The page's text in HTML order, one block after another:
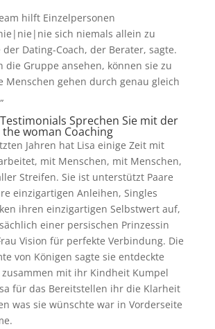
hilft Einzelpersonen
sich niemals allein zu
Dating-Coach, der Berater, sagte.
die Gruppe ansehen, können sie zu
Menschen gehen durch genau gleich
Sprechen Sie mit der
woman Coaching
Jahren hat Lisa einige Zeit mit
mit Menschen, mit Menschen,
Streifen. Sie ist unterstützt Paare
einzigartigen Anleihen, Singles
ihren einzigartigen Selbstwert auf,
einer persischen Prinzessin
Vision für perfekte Verbindung. Die
von Königen sagte sie entdeckte
mit ihr Kindheit Kumpel
für das Bereitstellen ihr die Klarheit
was sie wünschte war in Vorderseite